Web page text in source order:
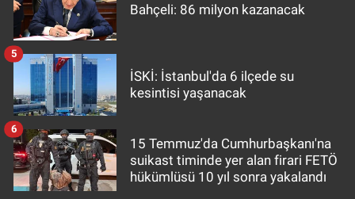
Bahçeli: 86 milyon kazanacak
İSKİ: İstanbul'da 6 ilçede su
kesintisi yaşanacak
5
15 Temmuz'da Cumhurbaşkanı'na
suikast timinde yer alan firari FETÖ
hükümlüsü 10 yıl sonra yakalandı
6